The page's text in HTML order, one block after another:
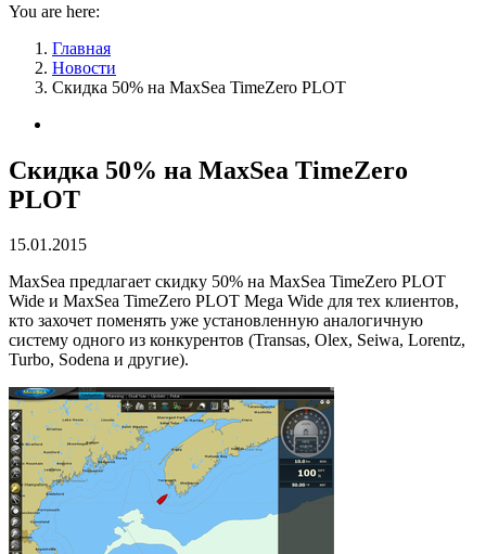
You are here:
Главная
Новости
Скидка 50% на MaxSea TimeZero PLOT
Скидка 50% на MaxSea TimeZero
PLOT
15.01.2015
MaxSea предлагает скидку 50% на MaxSea TimeZero PLOT
Wide и MaxSea TimeZero PLOT Mega Wide для тех клиентов,
кто захочет поменять уже установленную аналогичную
систему одного из конкурентов (Transas, Olex, Seiwa, Lorentz,
Turbo, Sodena и другие).